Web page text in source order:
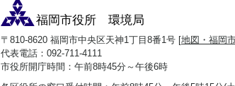
福岡市役所 環境局
〒810-8620 福岡市中央区天神1丁目8番1号 [地図・福岡
代表電話：092-711-4111
市役所開庁時間：午前8時45分～午後6時